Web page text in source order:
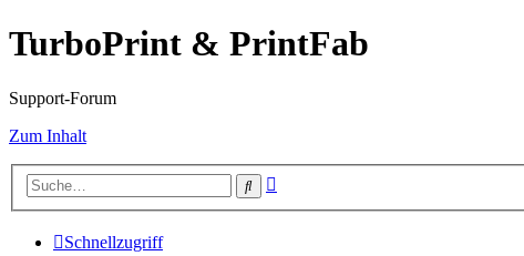
TurboPrint & PrintFab
Support-Forum
Zum Inhalt
Suche
Schnellzugriff